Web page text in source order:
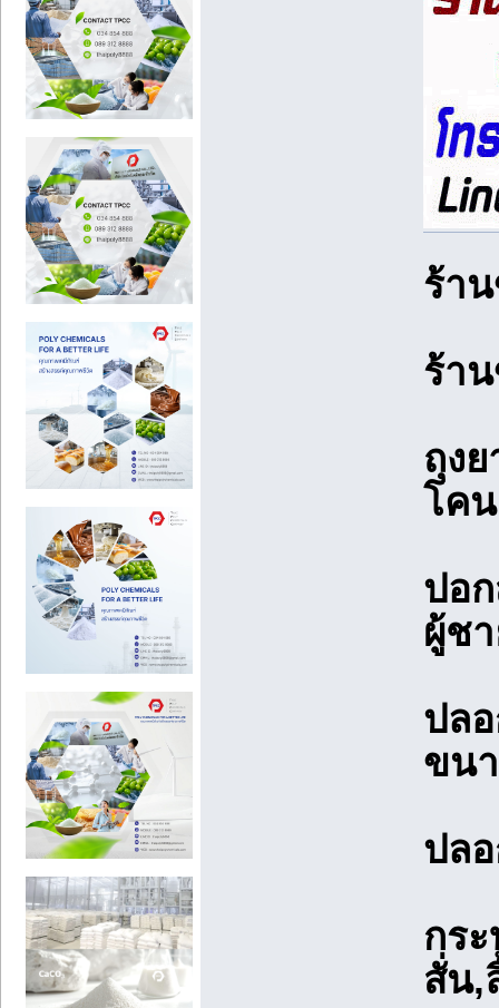
ร้า
ร้า
ถุง
โค
ปอ
ผู้ช
ปล
ขน
ปล
กร
สั่น,